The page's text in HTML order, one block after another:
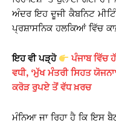
p o
k
ਅੰਦਰ ਇਹ ਦੂਜੀ ਕੈਬਨਿਟ
ਪ੍ਰਸ਼ਾਸਨਿਕ ਹਲਕਿਆਂ ਵਿੱਚ
ਇਹ ਵੀ ਪੜ੍ਹੋ
ਪੰਜਾਬ ਵਿੱਚ
ਵਧੀ, ‘ਮੁੱਖ ਮੰਤਰੀ ਸਿਹਤ
ਕਰੋੜ ਰੁਪਏ ਤੋਂ ਵੱਧ ਖ਼ਰਚ
ਮੰਨਿਆ ਜਾ ਰਿਹਾ ਹੈ ਕਿ ਇਸ